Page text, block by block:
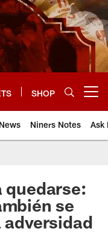
SHOP
Niners Notes Ask
quedarse:
se